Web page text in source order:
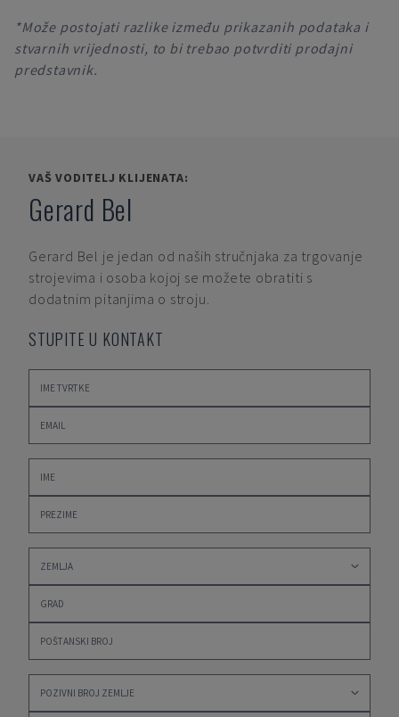
*Može postojati razlike između prikazanih podataka i
stvarnih vrijednosti, to bi trebao potvrditi prodajni
predstavnik.
VAŠ VODITELJ KLIJENATA:
Gerard Bel
Gerard Bel je jedan od naših stručnjaka za trgovanje
strojevima i osoba kojoj se možete obratiti s
dodatnim pitanjima o stroju.
STUPITE U KONTAKT